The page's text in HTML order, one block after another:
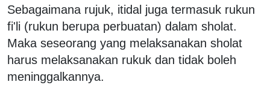
Sebagaimana rujuk, itidal juga termasuk rukun
fi'li (rukun berupa perbuatan) dalam sholat.
Maka seseorang yang melaksanakan sholat
harus melaksanakan rukuk dan tidak boleh
meninggalkannya.